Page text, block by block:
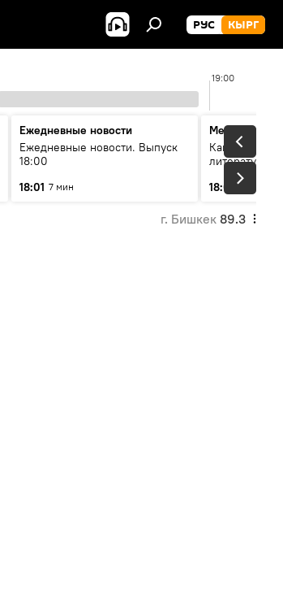
РУС КЫРГ
19:00
Ежедневные новости
Ежедневные новости. Выпуск
18:00
18:01 7 мин
Между строк
Как кошки
литературу
18:08
г. Бишкек 89.3